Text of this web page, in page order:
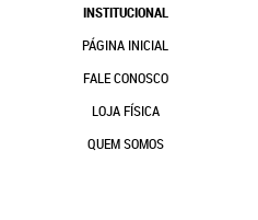
INSTITUCIONAL
PÁGINA INICIAL
FALE CONOSCO
LOJA FÍSICA
QUEM SOMOS